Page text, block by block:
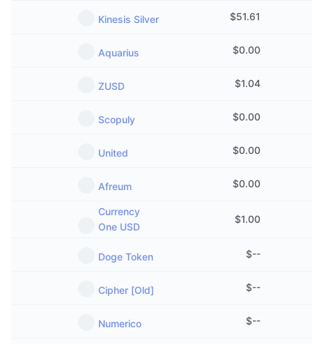
Technologie
Statistiques NFT globales
Ventes à venir
Apprenez & Gagnez
Kinesis Silver $51.61
Aquarius $0.00
ZUSD $1.04
Scopuly $0.00
United $0.00
Afreum $0.00
Currency
One USD
$1.00
Doge Token $--
Cipher [Old] $--
Numerico $--